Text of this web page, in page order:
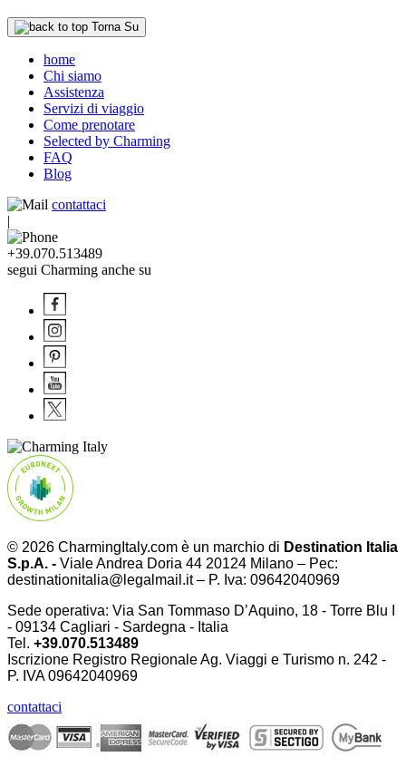
Torna Su
home
Chi siamo
Assistenza
Servizi di viaggio
Come prenotare
Selected by Charming
FAQ
Blog
contattaci
|
+39.070.513489
segui Charming anche su
© 2026 CharmingItaly.com è un marchio di Destination Italia
S.p.A. - Viale Andrea Doria 44 20124 Milano – Pec:
destinationitalia@legalmail.it – P. Iva: 09642040969
Sede operativa: Via San Tommaso D’Aquino, 18 - Torre Blu I
- 09134 Cagliari - Sardegna - Italia
Tel. +39.070.513489
Iscrizione Registro Regionale Ag. Viaggi e Turismo n. 242 -
P. IVA09642040969
contattaci